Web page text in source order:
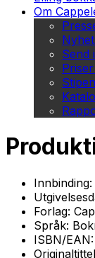
Om
Send
Innbinding:
Forlag:
Språk:
ISBN/EAN: